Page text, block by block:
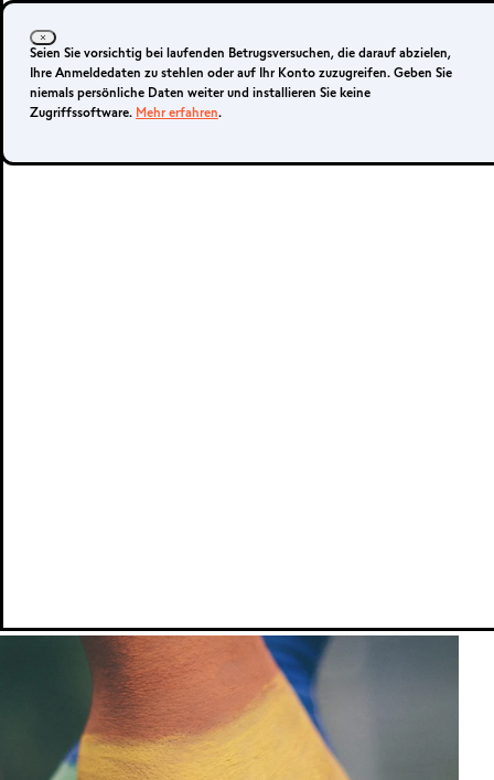
Seien Sie vorsichtig bei laufenden Betrugsversuchen, die darauf abzielen,
Ihre Anmeldedaten zu stehlen oder auf Ihr Konto zuzugreifen. Geben Sie
niemals persönliche Daten weiter und installieren Sie keine
Zugriffssoftware. Mehr erfahren.
Anmelden
Demo-Konto
Ihr Konto eröffnen